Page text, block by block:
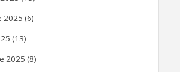
2025 (6)
(13)
2025 (8)